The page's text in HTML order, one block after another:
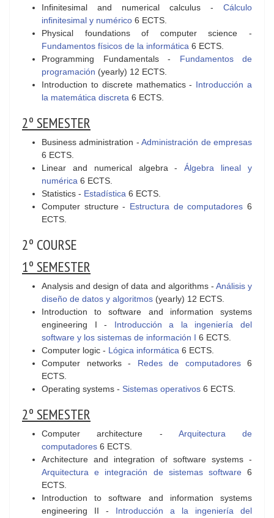
Infinitesimal and numerical calculus - Cálculo
infinitesimal y numérico 6 ECTS.
Physical foundations of computer science -
Fundamentos físicos de la informática 6 ECTS.
Programming Fundamentals - Fundamentos de
programación (yearly) 12 ECTS.
Introduction to discrete mathematics - Introducción a
la matemática discreta 6 ECTS.
2º SEMESTER
Business administration -Administración de empresas
6 ECTS.
Linear and numerical algebra -Álgebra lineal y
numérica 6 ECTS.
Statistics - Estadística 6 ECTS.
Computer structure - Estructura de computadores 6
ECTS.
2º COURSE
1º SEMESTER
Analysis and design of data and algorithms - Análisis y
diseño de datos y algoritmos (yearly) 12 ECTS.
Introduction to software and information systems
engineering I - Introducción a la ingeniería del
software y los sistemas de información I 6 ECTS.
Computer logic - Lógica informática 6 ECTS.
Computer networks - Redes de computadores6
ECTS.
Operating systems - Sistemas operativos 6 ECTS.
2º SEMESTER
Computer architecture - Arquitectura de
computadores 6 ECTS.
Architecture and integration of software systems -
Arquitectura e integración de sistemas software6
ECTS.
Introduction to software and information systems
engineering II - Introducción a la ingeniería del